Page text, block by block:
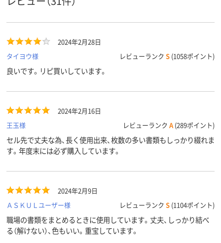
2024年2月28日
タイヨウ様
レビューランク S (1058ポイント)
良いです。リピ買いしています。
2024年2月16日
王玉様
レビューランク A (289ポイント)
セル先で丈夫な為、長く使用出来、枚数の多い書類もしっかり綴れま
す。年度末には必ず購入しています。
2024年2月9日
ＡＳＫＵＬユーザー様
レビューランク S (1104ポイント)
職場の書類をまとめるときに使用しています。丈夫、しっかり結べ
る（解けない）、色もいい。重宝しています。